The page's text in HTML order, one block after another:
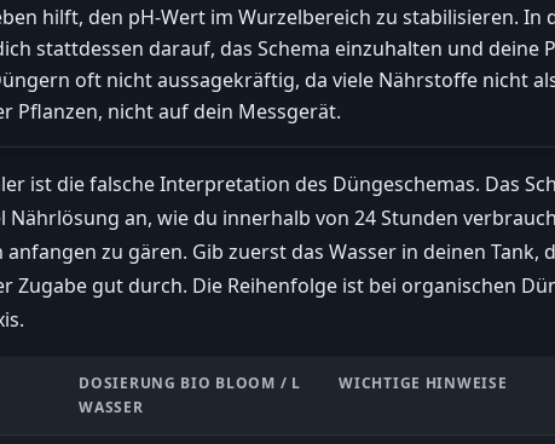
hilft, den pH-Wert im Wurzelbereich zu stabilisieren. In
stattdessen darauf, das Schema einzuhalten und deine
oft nicht aussagekräftig, da viele Nährstoffe nicht
Pflanzen, nicht auf dein Messgerät.
ist die falsche Interpretation des Düngeschemas. Das
Nährlösung an, wie du innerhalb von 24 Stunden
anfangen zu gären. Gib zuerst das Wasser in deinen
Zugabe gut durch. Die Reihenfolge ist bei organischen
DOSIERUNG BIO BLOOM / L
WASSER
WICHTIGE HINWEISE